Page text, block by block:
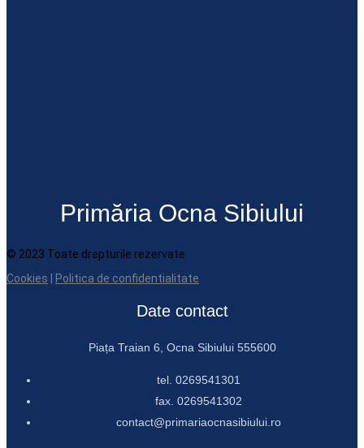
Primăria Ocna Sibiului
© 2023 Toate drepturile rezervate
Cookies
Politica de confidentialitate
Date contact
Piața Traian 6, Ocna Sibiului 555600
tel. 0269541301
fax. 0269541302
contact@primariaocnasibiului.ro